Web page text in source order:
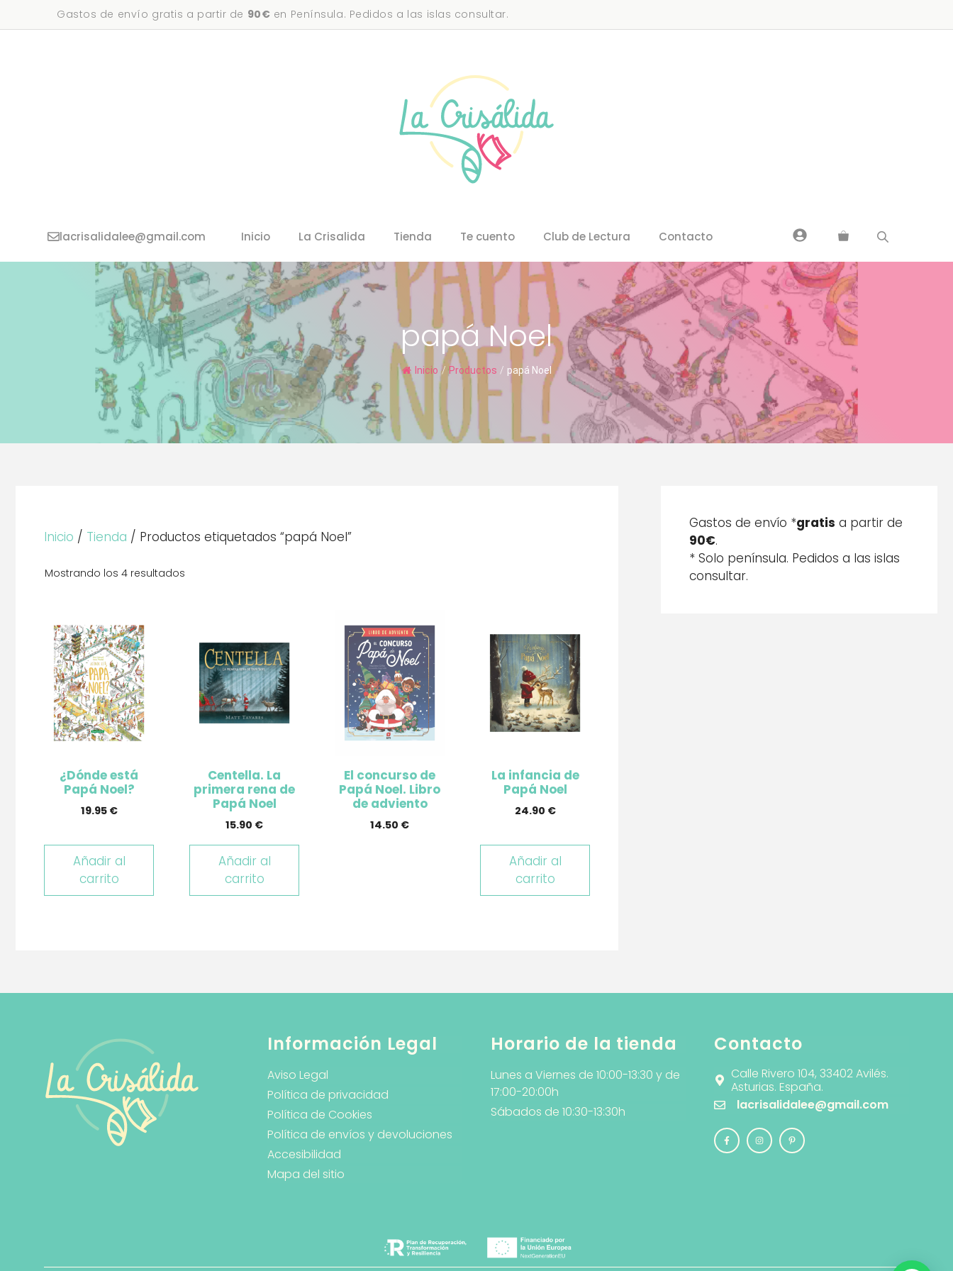
al
Gastos de envío gratis a partir de 90€ en Península. Pedidos a las islas consultar.
Inicio La Crisalida Tienda Te cuento Club de Lectura Contacto
lacrisalidalee@gmail.com
papá Noel
Inicio / Productos / papá Noel
Inicio / Tienda / Productos etiquetados “papá Noel”
Mostrando los 4 resultados
¿Dónde está
Papá Noel?
19.95 €
Añadir al
carrito
Centella. La
primera rena de
Papá Noel
15.90 €
Añadir al
carrito
El concurso de
Papá Noel. Libro
de adviento
14.50 €
La infancia de
Papá Noel
24.90 €
Añadir al
carrito
Gastos de envío *gratis a partir de
90€.
* Solo península. Pedidos a las islas
consultar.
Información Legal
Aviso Legal
Política de privacidad
Política de Cookies
Política de envíos y devoluciones
Accesibilidad
Mapa del sitio
Horario de la tienda
Lunes a Viernes de 10:00-13:30 y de
17:00-20:00h
Sábados de 10:30-13:30h
Contacto
Calle Rivero 104, 33402 Avilés.
Asturias. España.
lacrisalidalee@gmail.com